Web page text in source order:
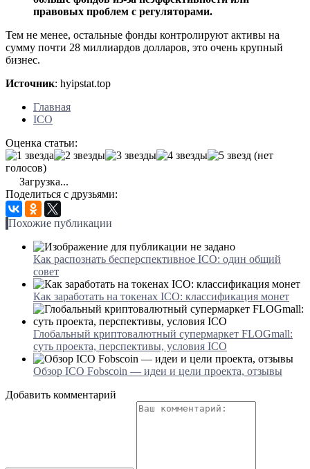
правовых проблем с регуляторами.
Тем не менее, остальные фонды контролируют активы на
сумму почти 28 миллиардов долларов, это очень крупный
бизнес.
Источник: hyipstat.top
Главная
ICO
Оценка статьи:
(нет
голосов)
Загрузка...
Поделиться с друзьями:
Похожие публикации
Как распознать бесперспективное ICO: один общий
совет
Как заработать на токенах ICO: классификация монет
Глобальный криптовалютный супермаркет FLOGmall:
суть проекта, перспективы, условия ICO
Обзор ICO Fobscoin — идеи и цели проекта, отзывы
Добавить комментарий